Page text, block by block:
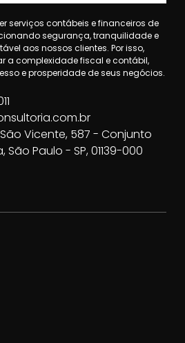
serviços contábeis e financeiros de
segurança, tranquilidade e
aos nossos clientes. Por isso,
a complexidade fiscal e contábil,
e prosperidade de seus negócios.
Vicente, 587 - Conjunto
São Paulo - SP, 01139-000